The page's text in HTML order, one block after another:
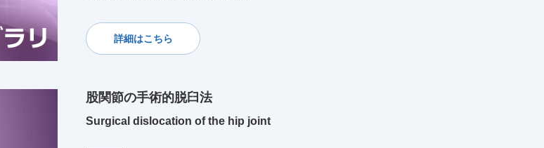
詳細はこちら
股関節の手術的脱臼法
Surgical dislocation of the hip joint